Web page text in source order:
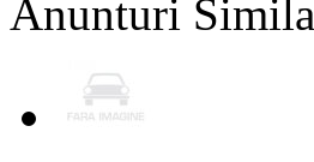
Anunturi